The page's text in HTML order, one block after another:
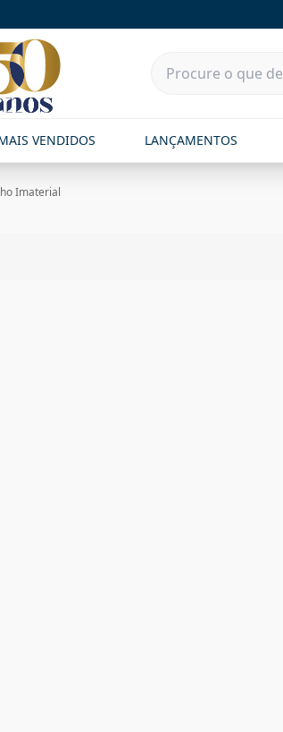
VENDIDOS LANÇAMENTOS
Imaterial